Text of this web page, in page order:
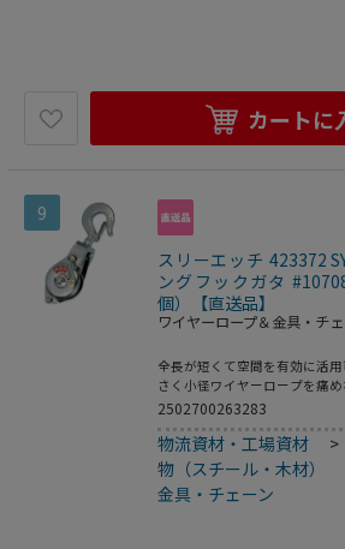
カートに
9
スリーエッチ 423372
ングフックガタ
個）【直送品】
ワイヤーロープ＆金具・チ
全長が短くて空間を有効に活
さく小径ワイヤーロープを痛
ワイヤーロープがはまらない
５以上で設計、強力安全。●使
が高速回転する場合はベアリ
用下さい。
2502700263283
物流資材・工場資材
物（スチール・木材）
金具・チェーン